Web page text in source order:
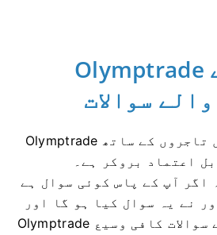
Olymptrade اکثر پوچھے
Olymptrade دنیا بھر کے لاکھوں تاجروں کے ساتھ
اعتماد بروکر ہے۔
اگر آپ کے پاس کوئی سوال ہے
نے یہ سوال کیا ہو گا اور
Olymptrade کے اکثر پوچھے گئے سوالات کافی وسیع